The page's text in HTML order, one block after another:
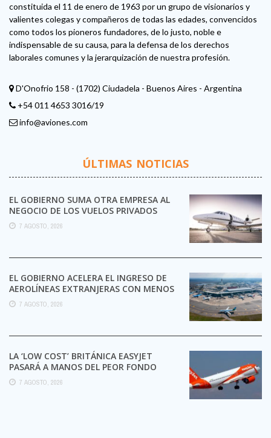
constituida el 11 de enero de 1963 por un grupo de visionarios y
valientes colegas y compañeros de todas las edades, convencidos
como todos los pioneros fundadores, de lo justo, noble e
indispensable de su causa, para la defensa de los derechos
laborales comunes y la jerarquización de nuestra profesión.
D'Onofrio 158 - (1702) Ciudadela - Buenos Aires - Argentina
+54 011 4653 3016/19
info@aviones.com
ÚLTIMAS NOTICIAS
EL GOBIERNO SUMA OTRA EMPRESA AL
NEGOCIO DE LOS VUELOS PRIVADOS
7 AGOSTO, 2026
EL GOBIERNO ACELERA EL INGRESO DE
AEROLÍNEAS EXTRANJERAS CON MENOS
TRÁMITES
7 AGOSTO, 2026
LA ‘LOW COST’ BRITÁNICA EASYJET
PASARÁ A MANOS DEL PEOR FONDO
POSIBLE:
7 AGOSTO, 2026